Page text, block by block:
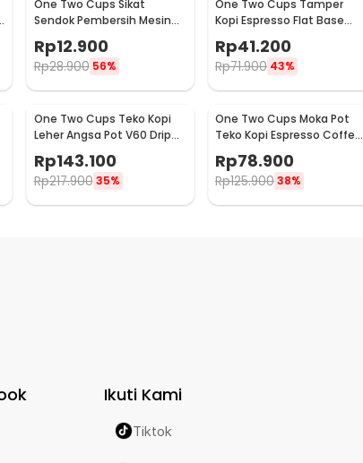
Teapot 480ml - HM4
One Two Cups Sikat
Sendok Pembersih Mesin
Rp12.900
Rp28.900 56%
One Two Cups Tamper
Kopi Espresso Flat Base
SS51
Rp41.200
Rp71.900 43%
One Two Cups Teko Kopi
Leher Angsa Pot V60 Drip
Kettle 960ml - RF-15
Rp143.100
Rp217.900 35%
One Two Cups Moka Pot
Teko Kopi Espresso Coffee
Maker Stovetop 6 Cup
300ml - Z21
Rp78.900
Rp125.90038%
Ikuti Kami
Tiktok